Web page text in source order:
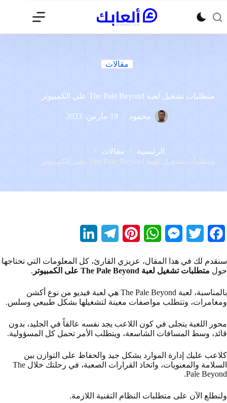
إلى
المحتوى
مقالات
متطلبات تشغيل لعبة The Pale Beyond على الكمبيوتر
محمود 19 مارس، 2023
الرئيسية
مقالات
متطلبات تشغيل لعبة The Pale Beyond على الكمبيوتر
c
b
o
o
k
i
t
r
M
s
e
n
g
e
W
a
s
p
p
n
e
e
t
l
g
a
m
n
e
I
سنقدم لك في هذا المقال، عزيزي القارئ، كل المعلومات التي تحتاجها
حول متطلبات تشغيل لعبة The Pale Beyond على الكمبيوتر .
بالمناسبة، لعبة The Pale Beyond هي لعبة فيديو من نوع أكشن
ومغامرات، وتتطلب مواصفات معينة لتشغيلها بشكل طبيعي وسلس.
محور اللعبة يتجلى في كون اللاعب يجد نفسه عالقاً في الجليد، بدون
قائد، وسط المسافات الشاسعة، ويتطلب الأمر تحمل كل المسؤولية.
كلاعب عليك إدارة الموارد بشكل جيد والحفاظ على التوازن بين
السلامة والمعنويات، واتخاذ القرارات الصعبة، في رحلتك خلال The
Pale Beyond.
ولنطلع الآن على متطلبات النظام التقنية اللازمة.